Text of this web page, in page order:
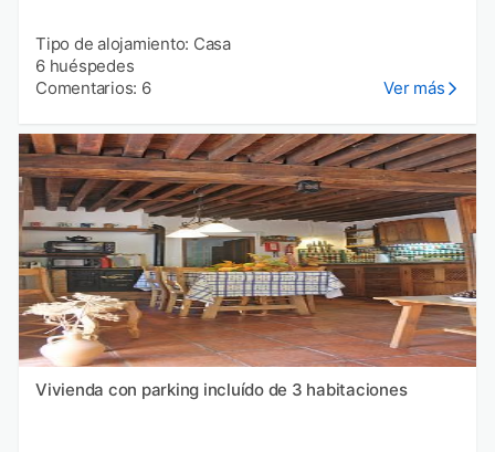
Tipo de alojamiento: Casa
6 huéspedes
Comentarios: 6
Ver más
Vivienda con parking incluído de 3 habitaciones